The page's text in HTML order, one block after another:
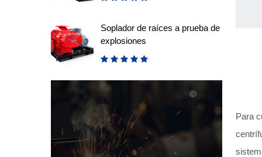
Soplador de raíces a prueba de
explosiones
Para